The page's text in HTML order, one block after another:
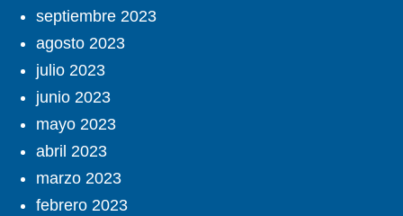
septiembre 2023
agosto 2023
julio 2023
junio 2023
mayo 2023
abril 2023
marzo 2023
febrero 2023